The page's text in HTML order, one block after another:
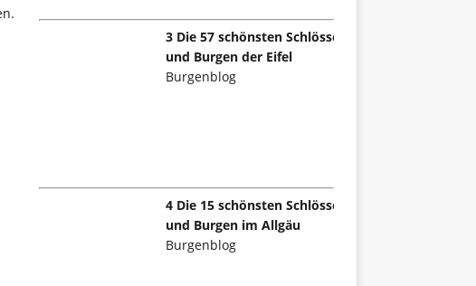
3 Die 57 schönsten Schlösser
und Burgen der Eifel
Burgenblog
4 Die 15 schönsten Schlösser
und Burgen im Allgäu
Burgenblog